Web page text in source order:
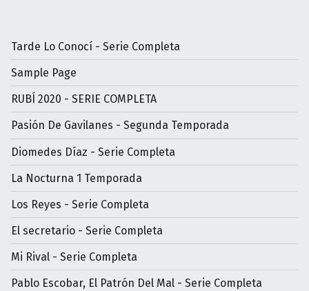
Tarde Lo Conocí - Serie Completa
Sample Page
RUBÍ 2020 - SERIE COMPLETA
Pasión De Gavilanes - Segunda Temporada
Diomedes Díaz - Serie Completa
La Nocturna 1 Temporada
Los Reyes - Serie Completa
El secretario - Serie Completa
Mi Rival - Serie Completa
Pablo Escobar, El Patrón Del Mal - Serie Completa